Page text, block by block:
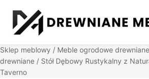
Sklep meblowy / Meble ogrodowe drewniane
drewniane / Stół Dębowy Rustykalny z
Taverno